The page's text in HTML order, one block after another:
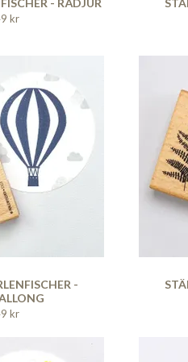
- RÅDJUR
kr
-
kr